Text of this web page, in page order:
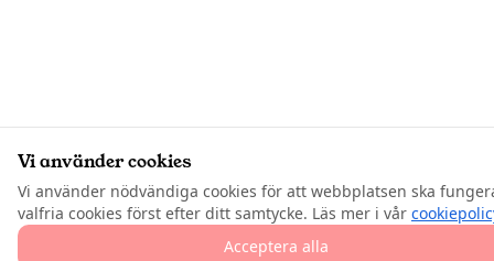
Vi använder cookies
Vi använder nödvändiga cookies för att webbplatsen ska
valfria cookies först efter ditt samtycke. Läs mer i vår
Acceptera alla